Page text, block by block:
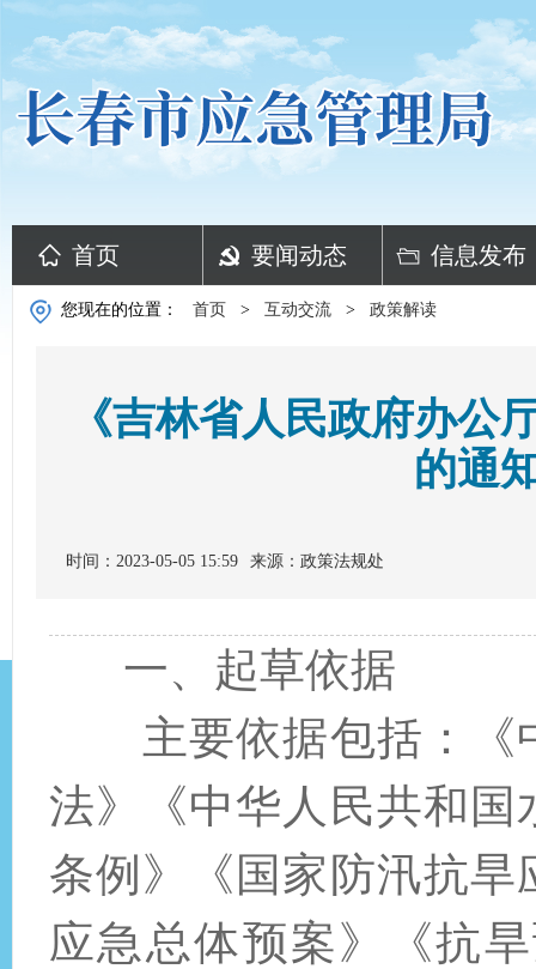
首页 要闻动态 信息发布
您现在的位置： 首页 > 互动交流 > 政策解读
《吉林省人民政府办公
的通
时间：2023-05-05 15:59 来源：政策法规处
一、起草依据
主要依据包括：《
法》《中华人民共和
条例》《国家防汛抗
应急总体预案》《抗